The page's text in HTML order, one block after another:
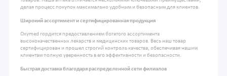
делая процесс покупок максимально удобным и безопасным для клиентов.
Широкий ассортимент и сертифицированная продукция
Oxymed гордится предоставлением богатого ассортимента
высококачественных лекарств и медицинских товаров. Весь наш товар
сертифицирован и прошел строгий контроль качества, обеспечивая нашим
клиентам полную уверенность в его эффективности и безопасности.
Быстрая доставка благодаря распределенной сети филиалов